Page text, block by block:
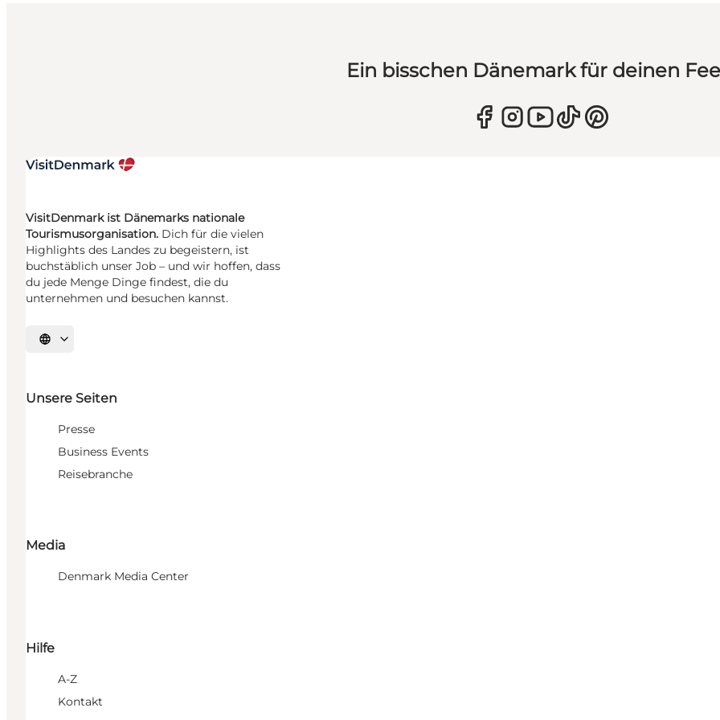
Ein bisschen Dänemark für deinen
VisitDenmark ist Dänemarks nationale
Tourismusorganisation. Dich für die vielen
Highlights des Landes zu begeistern, ist
buchstäblich unser Job – und wir hoffen, dass
du jede Menge Dinge findest, die du
unternehmen und besuchen kannst.
Sprache auswählen
Unsere Seiten
Presse
Business Events
Reisebranche
Media
Denmark Media Center
Hilfe
A-Z
Kontakt